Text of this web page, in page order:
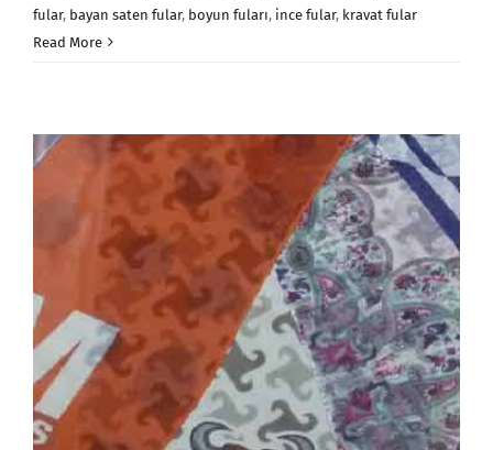
fular, bayan saten fular, boyun fuları, ince fular, kravat fular
Read More